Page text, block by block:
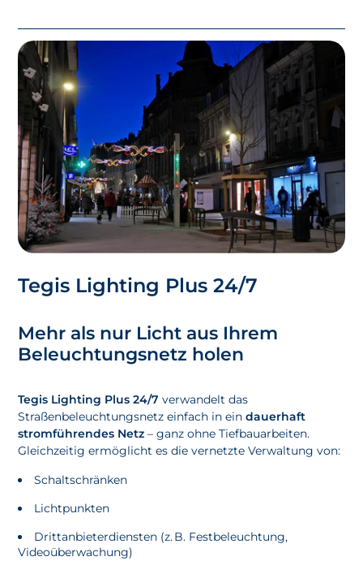
Tegis Lighting Plus 24/7
Mehr als nur Licht aus Ihrem
Beleuchtungsnetz holen
Tegis Lighting Plus 24/7 verwandelt das
Straßenbeleuchtungsnetz einfach in eindauerhaft
stromführendes Netz – ganz ohne Tiefbauarbeiten.
Gleichzeitig ermöglicht es die vernetzte Verwaltung von:
Schaltschränken
Lichtpunkten
Drittanbieterdiensten (z. B. Festbeleuchtung,
Videoüberwachung)